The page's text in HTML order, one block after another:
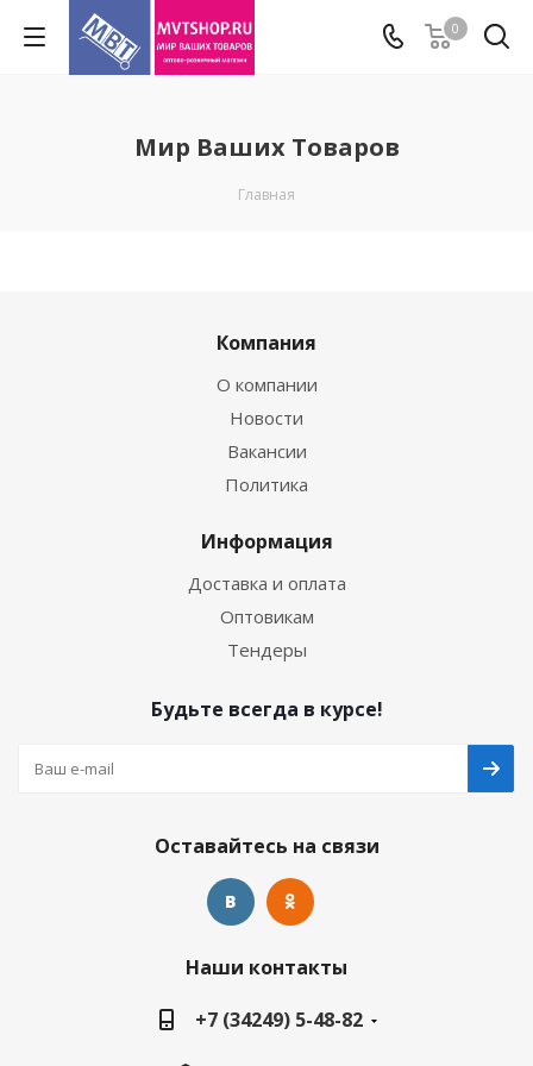
0
Мир Ваших Товаров
Главная
Компания
О компании
Новости
Вакансии
Политика
Информация
Доставка и оплата
Оптовикам
Тендеры
Будьте всегда в курсе!
Оставайтесь на связи
Наши контакты
+7 (34249) 5-48-82